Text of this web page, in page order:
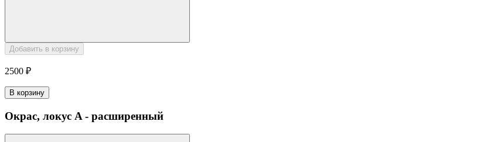
Добавить в корзину
2500 ₽
В корзину
Окрас, локус A - расширенный